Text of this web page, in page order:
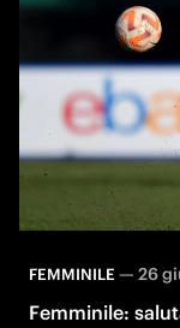
FEMMINILE— 26
Femminile: